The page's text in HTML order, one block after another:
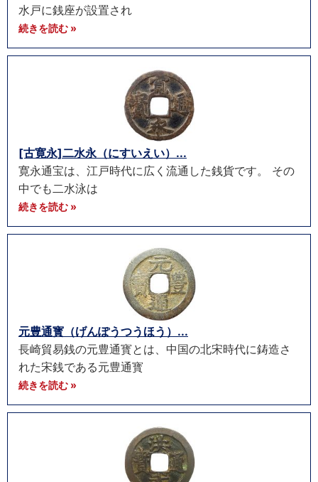
水戸に銭座が設置され
続きを読む »
[古寛永]二水永（にすいえい）...
寛永通宝は、江戸時代に広く流通した銭貨です。 その
中でも二水泳は
続きを読む »
元豊通寳（げんぽうつうほう）...
長崎貿易銭の元豊通寳とは、中国の北宋時代に鋳造さ
れた宋銭である元豊通寳
続きを読む »